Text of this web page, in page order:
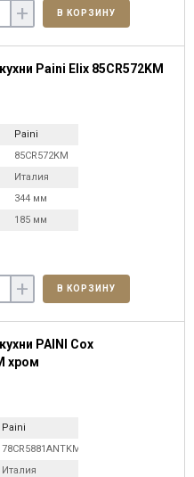
+ В КОРЗИНУ
Paini Elix 85CR572KM
Paini
85CR572KM
Италия
344 мм
185 мм
+ В КОРЗИНУ
PAINI Cox
хром
Paini
78CR5881ANTKM
Италия